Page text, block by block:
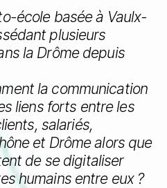
école basée à Vaulx-
plusieurs
la Drôme depuis
la communication
liens forts entre les
salariés,
et Drôme alors que
de se digitaliser
humains entre eux ?